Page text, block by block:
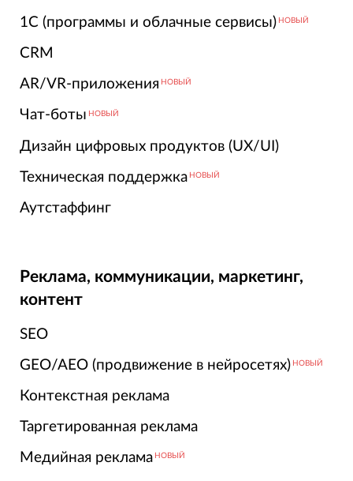
1С (программы и облачные сервисы) НОВЫЙ
CRM
AR/VR-приложения НОВЫЙ
Чат-боты НОВЫЙ
Дизайн цифровых продуктов (UX/UI)
Техническая поддержка НОВЫЙ
Аутстаффинг
Реклама, коммуникации, маркетинг,
контент
SEO
GEO/AEO (продвижение в нейросетях) НОВЫЙ
Контекстная реклама
Таргетированная реклама
Медийная реклама НОВЫЙ